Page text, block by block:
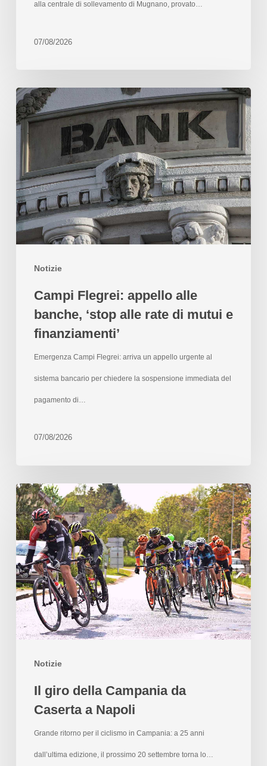
alla centrale di sollevamento di Mugnano, provato…
07/08/2026
Notizie
Campi Flegrei: appello alle
banche, ‘stop alle rate di mutui e
finanziamenti’
Emergenza Campi Flegrei: arriva un appello urgente al
sistema bancario per chiedere la sospensione immediata del
pagamento di…
07/08/2026
Notizie
Il giro della Campania da
Caserta a Napoli
Grande ritorno per il ciclismo in Campania: a 25 anni
dall’ultima edizione, il prossimo 20 settembre torna lo…